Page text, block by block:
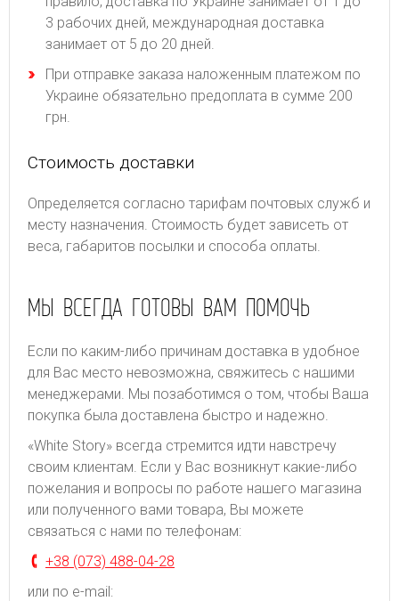
3 рабочих дней, международная доставка
занимает от 5 до 20 дней.
При отправке заказа наложенным платежом по
Украине обязательно предоплата в сумме 200
грн.
Стоимость доставки
Определяется согласно тарифам почтовых служб и
месту назначения. Стоимость будет зависеть от
веса, габаритов посылки и способа оплаты.
МЫ ВСЕГДА ГОТОВЫ ВАМ ПОМОЧЬ
Если по каким-либо причинам доставка в удобное
для Вас место невозможна, свяжитесь с нашими
менеджерами. Мы позаботимся о том, чтобы Ваша
покупка была доставлена быстро и надежно.
«White Story» всегда стремится идти навстречу
своим клиентам. Если у Вас возникнут какие-либо
пожелания и вопросы по работе нашего магазина
или полученного вами товара, Вы можете
связаться с нами по телефонам:
+38 (073) 488-04-28
или по e-mail: